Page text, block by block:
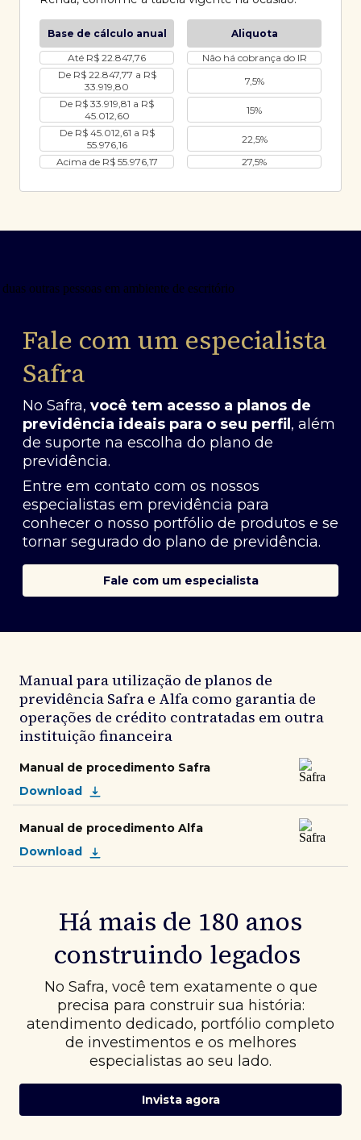
Base de cálculo anual
Aliquota
Até R$ 22.847,76
Não há cobrança do IR
De R$ 22.847,77 a R$
33.919,80
7,5%
De R$ 33.919,81 a R$
45.012,60
15%
De R$ 45.012,61 a R$
55.976,16
22,5%
Acima de R$ 55.976,17
27,5%
Fale com um especialista
Safra
No Safra, você tem acesso a planos de
previdência ideais para o seu perfil , além
de suporte na escolha do plano de
previdência.
Entre em contato com os nossos
especialistas em previdência para
conhecer o nosso portfólio de produtos e se
tornar segurado do plano de previdência.
Fale com um especialista
Manual para utilização de planos de
previdência Safra e Alfa como garantia de
operações de crédito contratadas em outra
instituição financeira
Manual de procedimento Safra
Download
Manual de procedimento Alfa
Download
Há mais de 180 anos
construindo legados
No Safra, você tem exatamente o que
precisa para construir sua história:
atendimento dedicado, portfólio completo
de investimentos e os melhores
especialistas ao seu lado.
Invista agora